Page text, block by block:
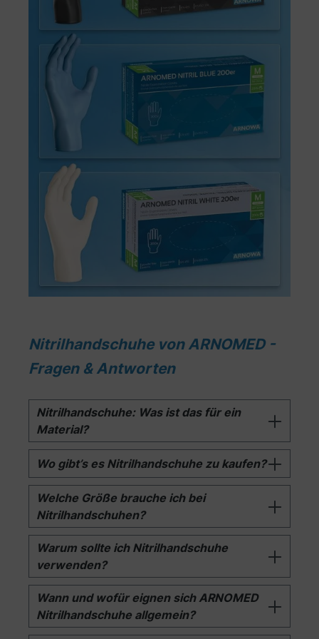
Nitrilhandschuhe von ARNOMED -
Fragen & Antworten
Nitrilhandschuhe: Was ist das für ein
Material?
Wo gibt’s es Nitrilhandschuhe zu kaufen?
Welche Größe brauche ich bei
Nitrilhandschuhen?
Warum sollte ich Nitrilhandschuhe
verwenden?
Wann und wofür eignen sich ARNOMED
Nitrilhandschuhe allgemein?